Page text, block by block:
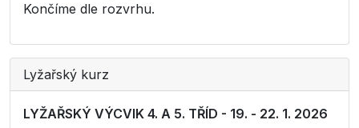
Končíme dle rozvrhu.
Lyžařský kurz
LYŽAŘSKÝ VÝCVIK 4. A 5. TŘÍD - 19. - 22. 1. 2026